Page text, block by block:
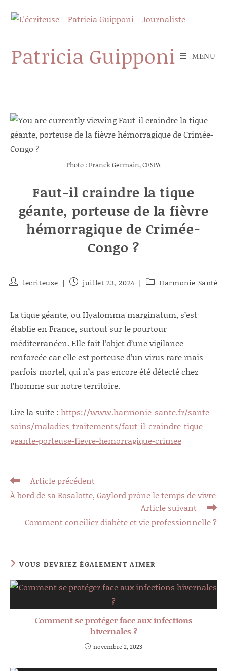
Patricia Guipponi MENU
Photo : Franck Germain, CESPA
Faut-il craindre la tique
géante, porteuse de la fièvre
hémorragique de Crimée-
Congo ?
Auteur/autrice
publication :
lecriteuse
Publication
juillet 23, 2024
PostHarmonie Santé
La tique géante, ou Hyalomma marginatum, s’est
établie en France, surtout sur le pourtour
méditerranéen. Elle fait l’objet d’une vigilance
renforcée car elle est porteuse d’un virus rare mais
parfois mortel, qui n’a pas encore été détecté chez
l’homme sur notre territoire.
Lire la suite : https://www.harmonie-sante.fr/sante-
soins/maladies-traitements/faut-il-craindre-tique-
geante-porteuse-fievre-hemorragique-crimee
Read
more
articles
Article précédent
À bord de sa Rosalotte, Gaylord prône le temps de vivre
Article suivant
Comment concilier diabète et vie professionnelle ?
VOUS DEVRIEZ ÉGALEMENT AIMER
Comment se protéger face aux infections
hivernales ?
novembre 2, 2023